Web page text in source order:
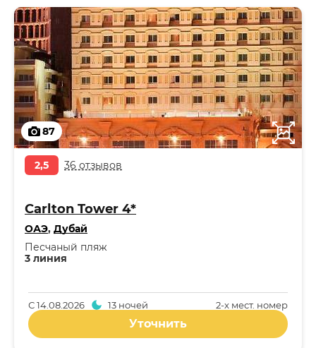
87
2,5 36 отзывов
Carlton Tower 4*
ОАЭ, Дубай
3 линия
Песчаный пляж
2-x мест. номер
С14.08.2026 13 ночей
Уточнить